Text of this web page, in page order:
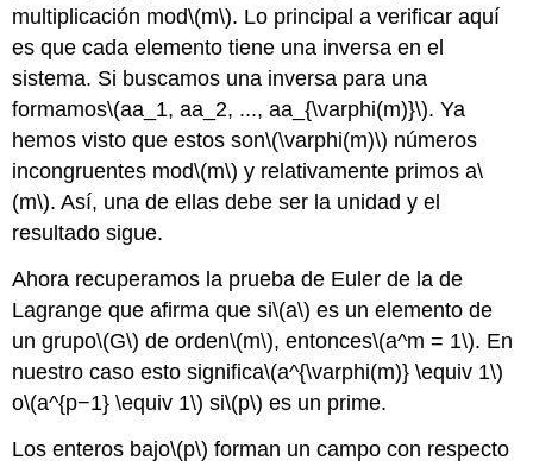
multiplicación mod\(m\). Lo principal a verificar aquí
es que cada elemento tiene una inversa en el
sistema. Si buscamos una inversa para una
formamos\(aa_1, aa_2, ..., aa_{\varphi(m)}\). Ya
hemos visto que estos son\(\varphi(m)\) números
incongruentes mod\(m\) y relativamente primos a\
(m\). Así, una de ellas debe ser la unidad y el
resultado sigue.
Ahora recuperamos la prueba de Euler de la de
Lagrange que afirma que si\(a\) es un elemento de
un grupo\(G\) de orden\(m\), entonces\(a^m = 1\). En
nuestro caso esto significa\(a^{\varphi(m)} \equiv 1\)
o\(a^{p−1} \equiv 1\) si\(p\) es un prime.
Los enteros bajo\(p\) forman un campo con respecto